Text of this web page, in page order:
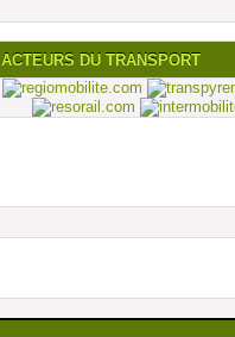
ACTEURS DU TRANSPORT